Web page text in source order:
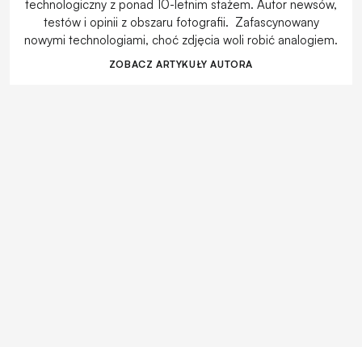
technologiczny z ponad 10-letnim stażem. Autor newsów,
testów i opinii z obszaru fotografii. Zafascynowany
nowymi technologiami, choć zdjęcia woli robić analogiem.
ZOBACZ ARTYKUŁY AUTORA